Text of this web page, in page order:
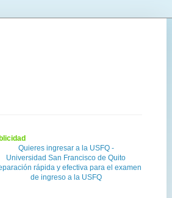
Quieres ingresar a la USFQ -
Universidad San Francisco de Quito
rápida y efectiva para el examen
de ingreso a la USFQ